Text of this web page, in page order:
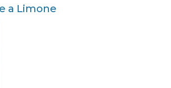
a Limone